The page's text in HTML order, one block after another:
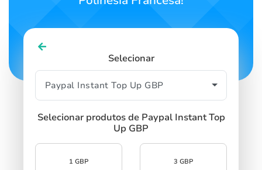
Selecionar
Selecionar produtos de Paypal Instant Top
Up GBP
1 GBP 3 GBP